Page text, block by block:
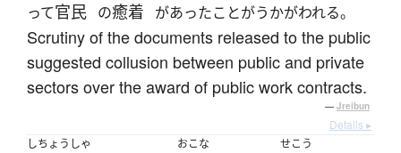
って官民 の癒着 があったことがうかがわれる。
Scrutiny of the documents released to the public
suggested collusion between public and private
sectors over the award of public work contracts.
— Jreibun
Details ▸
しちょうしゃ
おこな せこう